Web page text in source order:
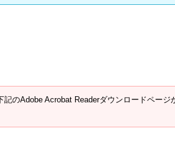
のAdobe Acrobat Readerダウンロードページ